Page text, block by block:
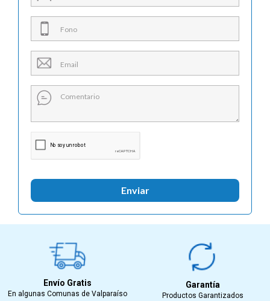
Enviar
Envío Gratis
En algunas Comunas de Valparaíso
Garantía
Productos Garantizados